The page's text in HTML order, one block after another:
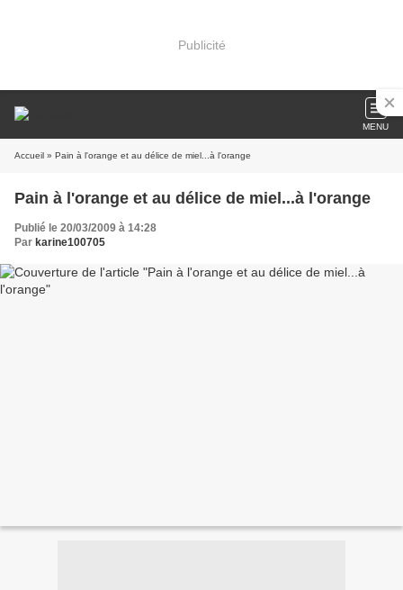
Publicité
MENU
Accueil » Pain à l'orange et au délice de miel...à l'orange
Pain à l'orange et au délice de miel...à l'orange
Publié le 20/03/2009 à 14:28
Par karine100705